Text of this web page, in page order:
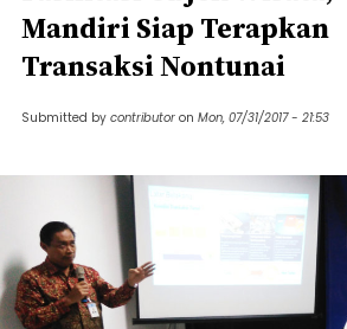
Mandiri Siap Terapkan
Transaksi Nontunai
Submitted by contributor on Mon, 07/31/2017 - 21:53